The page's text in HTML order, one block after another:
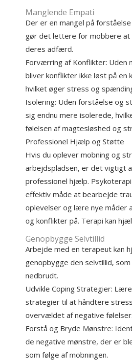
Manglende Empati
Der er en mangel på
gør det lettere for mobbere
deres adfærd.
Forværring af Konflikter: Uden
bliver konflikter ikke løst på en
hvilket øger stress og
Isolering: Uden forståelse og
sig endnu mere isolerede,
følelsen af magtesløshed og
Professionel Hjælp og Støtte
Hvis du oplever mobning og
arbejdspladsen, er det vigtigt
professionel hjælp.
effektiv måde at bearbejde
oplevelser og lære nye måder
og konflikter på. Terapi kan
Genopbygge Selvtillid
Arbejde med en terapeut kan
genopbygge den selvtillid,
nedbrudt.
Udvikle Coping Strategier:
strategier til at håndtere
overvældet af negative følelser.
Forstå og Bryde Mønstre:
de negative mønstre, der er
som følge af mobningen.